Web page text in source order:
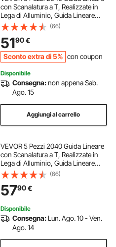
con Scanalatura a T, Realizzate in
Lega di Alluminio, Guida Lineare
Anodizzata Estruso ad Alta
Resistenza per Stampante,
Incisione Laser, Nero 1000 mm
(66)
5190€
Sconto extra di 5% con coupon
Disponibile
Consegna:non appena Sab.
Ago. 15
Aggiungi al carrello
VEVOR 5 Pezzi 2040 Guida Lineare
con Scanalatura a T, Realizzate in
Lega di Alluminio, Guida Lineare
Anodizzata Estruso ad Alta
Resistenza per Stampante,
Incisione Laser, Nero 1200 mm
(66)
5790€
Disponibile
Consegna: Lun. Ago. 10 - Ven.
Ago. 14